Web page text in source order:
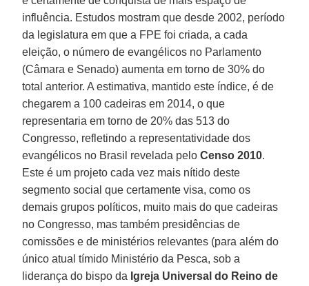
influência. Estudos mostram que desde 2002, período
da legislatura em que a FPE foi criada, a cada
eleição, o número de evangélicos no Parlamento
(Câmara e Senado) aumenta em torno de 30% do
total anterior. A estimativa, mantido este índice, é de
chegarem a 100 cadeiras em 2014, o que
representaria em torno de 20% das 513 do
Congresso, refletindo a representatividade dos
evangélicos no Brasil revelada peloCenso 2010.
Este é um projeto cada vez mais nítido deste
segmento social que certamente visa, como os
demais grupos políticos, muito mais do que cadeiras
no Congresso, mas também presidências de
comissões e de ministérios relevantes (para além do
único atual tímido Ministério da Pesca, sob a
liderança do bispo da Igreja Universal do Reino de